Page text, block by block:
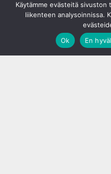
Käytämme evästeitä sivuston
liikenteen analysoinnissa.
Ok
En